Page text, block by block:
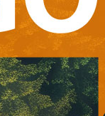
Nikola
novog